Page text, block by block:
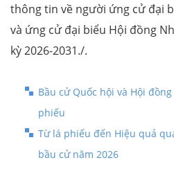
thông tin về người ứng cử đại
và ứng cử đại biểu Hội đồng
kỳ 2026-2031./.
Bầu cử Quốc hội và Hội
phiếu
Từ lá phiếu đến Hiệu quả
bầu cử năm 2026